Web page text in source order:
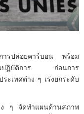
การปล่อยคาร์บอน พร้อม
ผนปฏิบัติการ ก่อนการ
ะเทศต่าง ๆ เร่งยกระดับ
าง ๆ จัดทำแผนด้านสภาพ